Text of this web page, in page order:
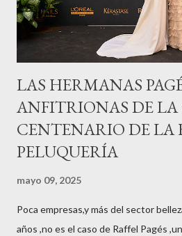
LAS HERMANAS
ANFITRIONAS DE LA
CENTENARIO DE LA
PELUQUERÍA
mayo 09, 2025
Poca empresas,y más del sector
años ,no es el caso de Raffel Pagés